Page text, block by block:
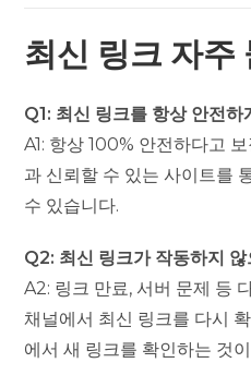
최신 링크 자주
Q1: 최신 링크를 항상 안전
A1: 항상 100% 안전하다고
과 신뢰할 수 있는 사이트를
수 있습니다.
Q2: 최신 링크가 작동하지
A2: 링크 만료, 서버 문제 등
채널에서 최신 링크를 다시
에서 새 링크를 확인하는 것